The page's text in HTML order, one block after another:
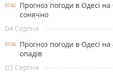
07:42
Прогноз погоди в Одесі
сонячно
04 Серпня
07:56
Прогноз погоди в Одесі
опадів
03 Серпня